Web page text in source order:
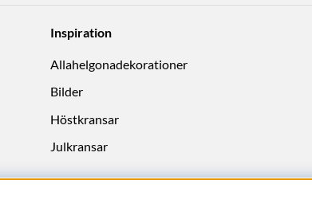
Inspiration
Allahelgonadekorationer
Bilder
Höstkransar
Julkransar